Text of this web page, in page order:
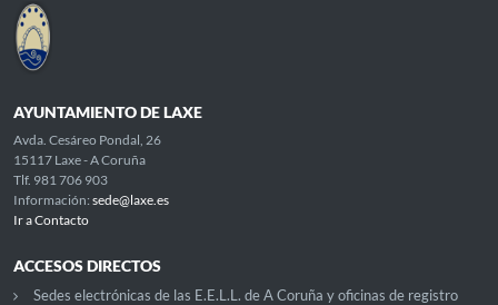
AYUNTAMIENTO DE LAXE
Avda. Cesáreo Pondal, 26
15117 Laxe - A Coruña
Tlf. 981 706 903
Información: sede@laxe.es
Ir a Contacto
ACCESOS DIRECTOS
Sedes electrónicas de las E.E.L.L. de A Coruña y oficinas de registro